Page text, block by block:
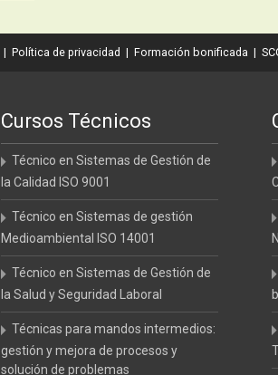
| Política de privacidad | Formación bonificada |
Cursos Técnicos
Técnico en Sistemas de Gestión de
la Calidad ISO 9001
Técnico en Sistemas de gestión
Medioambiental ISO 14001
Técnico en Sistemas de Gestión de
la Salud y Seguridad Laboral
Técnicas para mandos intermedios:
gestión y mejora de procesos y
solución de problemas